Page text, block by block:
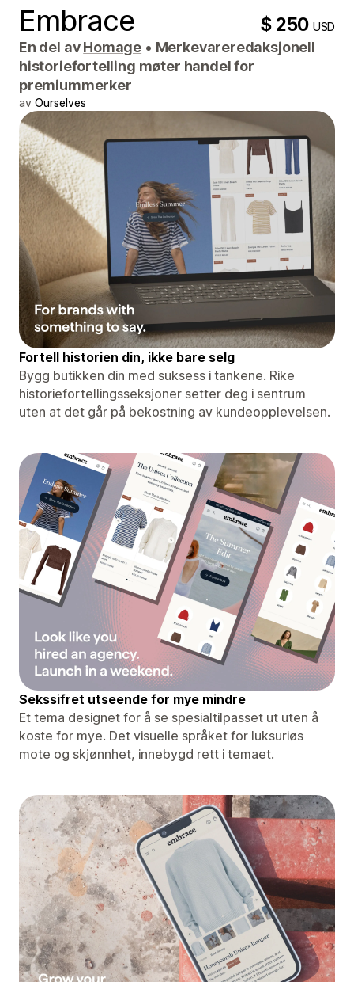
Embrace $ 250USD
En del avHomage • Merkevareredaksjonell
historiefortelling møter handel for
premiummerker
av Ourselves
Fortell historien din, ikke bare selg
Bygg butikken din med suksess i tankene. Rike
historiefortellingsseksjoner setter deg i sentrum
uten at det går på bekostning av kundeopplevelsen.
Sekssifret utseende for mye mindre
Et tema designet for å se spesialtilpasset ut uten å
koste for mye. Det visuelle språket for luksuriøs
mote og skjønnhet, innebygd rett i temaet.